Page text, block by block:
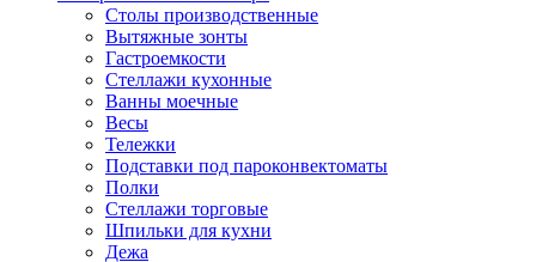
Столы производственные
Вытяжные зонты
Гастроемкости
Стеллажи кухонные
Ванны моечные
Весы
Тележки
Подставки под пароконвектоматы
Полки
Стеллажи торговые
Шпильки для кухни
Дежа